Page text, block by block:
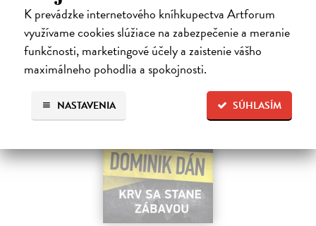
K prevádzke internetového kníhkupectva Artforum
využívame cookies slúžiace na zabezpečenie a meranie
funkčnosti, marketingové účely a zaistenie vášho
maximálneho pohodlia a spokojnosti.
SÚHLASÍM
NASTAVENIA
16,40 € ?